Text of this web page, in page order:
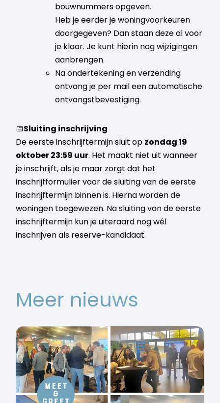
bouwnummers opgeven.
Heb je eerder je woningvoorkeuren
doorgegeven? Dan staan deze al voor
je klaar. Je kunt hierin nog wijzigingen
aanbrengen.
Na ondertekening en verzending
ontvang je per mail een automatische
ontvangstbevestiging.
📅Sluiting inschrijving
De eerste inschrijftermijn sluit op zondag 19
oktober 23:59 uur. Het maakt niet uit wanneer
je inschrijft, als je maar zorgt dat het
inschrijfformulier voor de sluiting van de eerste
inschrijftermijn binnen is. Hierna worden de
woningen toegewezen. Na sluiting van de eerste
inschrijftermijn kun je uiteraard nog wél
inschrijven als reserve-kandidaat.
Meer nieuws